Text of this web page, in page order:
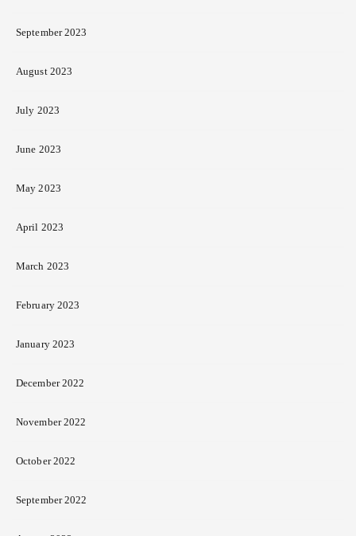
September 2023
August 2023
July 2023
June 2023
May 2023
April 2023
March 2023
February 2023
January 2023
December 2022
November 2022
October 2022
September 2022